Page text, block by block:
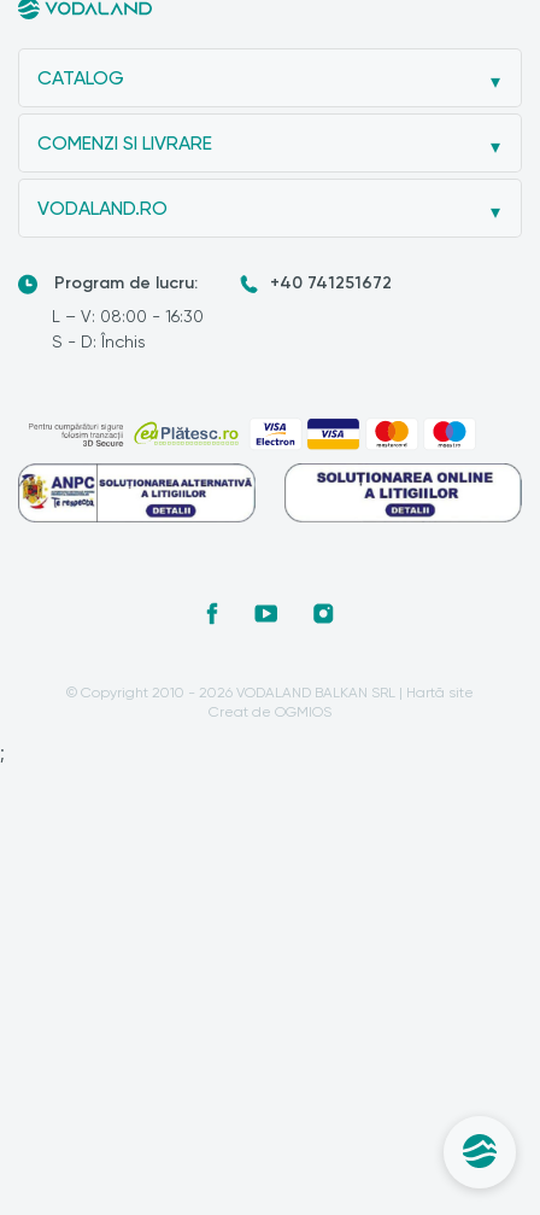
CATALOG
COMENZI SI LIVRARE
VODALAND.RO
Program de lucru:
L – V: 08:00 - 16:30
S - D: Închis
+40 741251672
© Copyright 2010 - 2026 VODALAND BALKAN SRL | Hartă site
Creat de OGMIOS
;